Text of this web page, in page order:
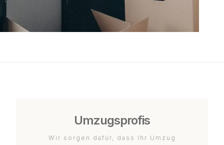
Umzugsprofis
Wir sorgen dafür, dass Ihr Umzug